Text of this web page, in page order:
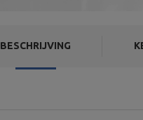
BESCHRIJVING